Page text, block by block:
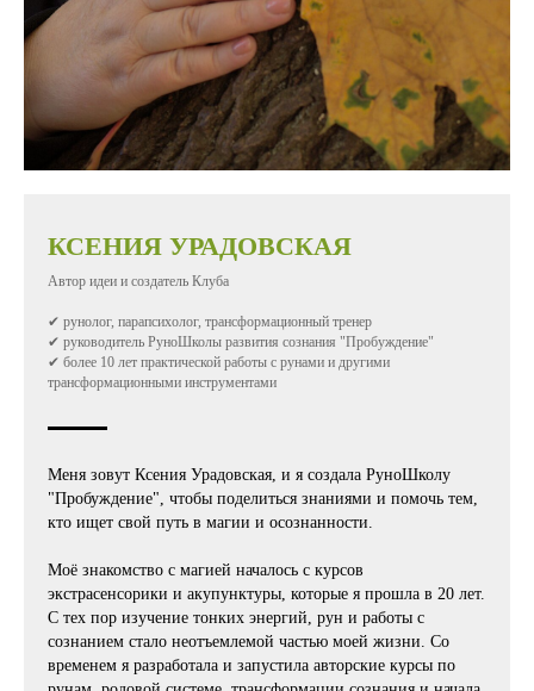
КСЕНИЯ УРАДОВСКАЯ
Автор идеи и создатель Клуба
✔ рунолог, парапсихолог, трансформационный тренер
✔ руководитель РуноШколы развития сознания "Пробуждение"
✔ более 10 лет практической работы с рунами и другими
трансформационными инструментами
Меня зовут Ксения Урадовская, и я создала РуноШколу
"Пробуждение", чтобы поделиться знаниями и помочь тем,
кто ищет свой путь в магии и осознанности.
Моё знакомство с магией началось с курсов
экстрасенсорики и акупунктуры, которые я прошла в 20 лет.
С тех пор изучение тонких энергий, рун и работы с
сознанием стало неотъемлемой частью моей жизни. Со
временем я разработала и запустила авторские курсы по